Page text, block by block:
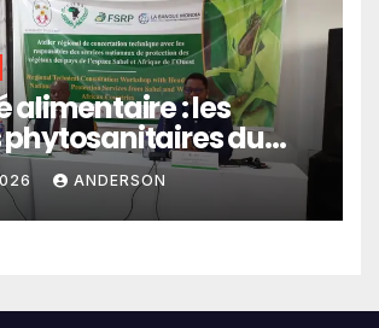
alimentaire : les
phytosanitaires du
d’Afrique de l’Ouest
à Lomé
ANDERSON